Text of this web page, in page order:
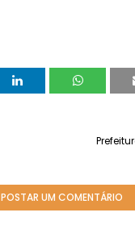
POSTAR UM COMENTÁRIO